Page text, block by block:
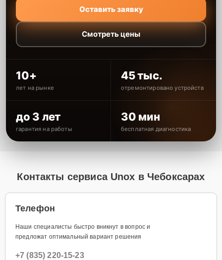
Оставить заявку
Смотреть цены
10+
лет на рынке
45 тыс.
отремонтировано устройств
до 3 лет
гарантия на работы
30 мин
бесплатная диагностика
Контакты сервиса Unox в Чебоксарах
Телефон
Наши специалисты быстро вникнут в вопрос и
предложат оптимальный вариант решения
+7 (835) 220-15-23